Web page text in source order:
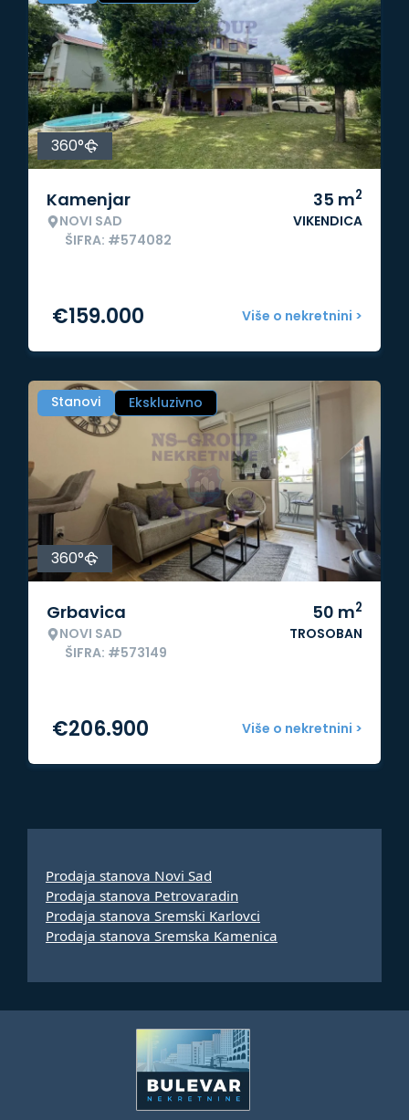
360°
Kamenjar
NOVI SAD
ŠIFRA: #574082
35 m2
VIKENDICA
Više o nekretnini >
€159.000
Stanovi Ekskluzivno
360°
Grbavica
NOVI SAD
ŠIFRA: #573149
50 m2
TROSOBAN
Više o nekretnini >
€206.900
Prodaja stanova Novi Sad
Prodaja stanova Petrovaradin
Prodaja stanova Sremski Karlovci
Prodaja stanova Sremska Kamenica